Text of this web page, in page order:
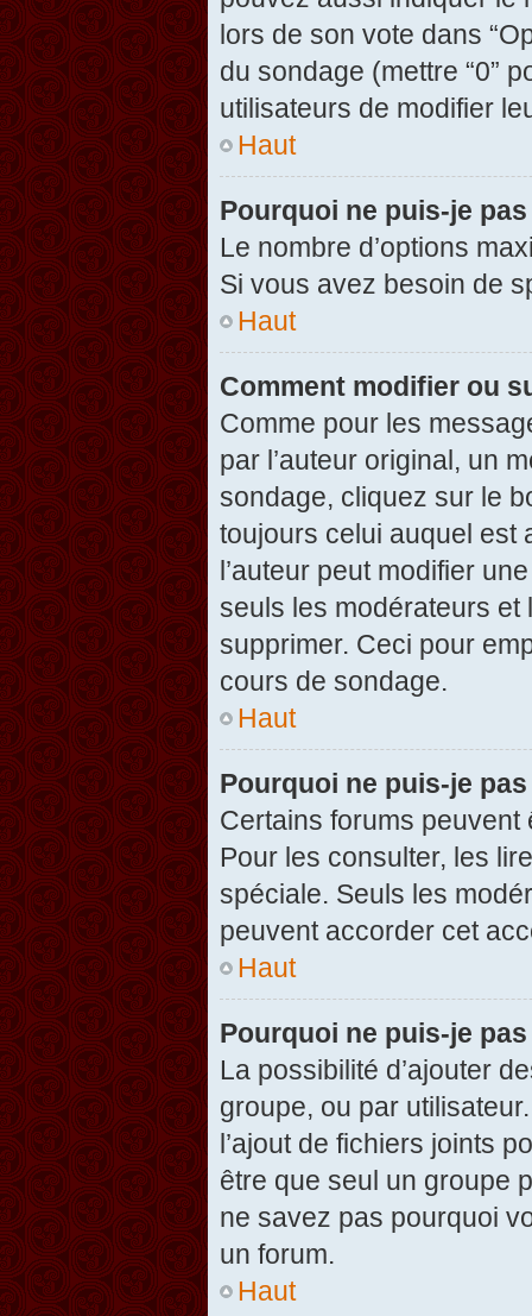
lors de son vote dans
du sondage (mettre “0”
utilisateurs de modifier
Haut
Pourquoi ne puis-je
Le nombre d’options
Si vous avez besoin de
Haut
Comment modifier ou
Comme pour les
par l’auteur original, un
sondage, cliquez sur le
toujours celui auquel est
l’auteur peut modifier
seuls les modérateurs et
supprimer. Ceci pour
cours de sondage.
Haut
Pourquoi ne puis-je
Certains forums
Pour les consulter, les
spéciale. Seuls les
peuvent accorder cet
Haut
Pourquoi ne puis-je
La possibilité d’ajouter
groupe, ou par
l’ajout de fichiers joints
être que seul un groupe
ne savez pas pourquoi
un forum.
Haut